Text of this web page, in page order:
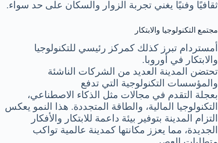
ثقافيًا وفنيًا يغني تجربة الزوار والسكان على حد سواء.
مجتمع التكنولوجيا والابتكار
أمستردام تبرز كذلك كمركز رئيسي للتكنولوجيا
والابتكار في أوروبا.
تحتضن المدينة العديد من الشركات الناشئة
والمؤسسات التكنولوجية التي تدفع
بعجلة التقدم في مجالات مثل الذكاء الاصطناعي،
التكنولوجيا المالية، والطاقة المتجددة. هذا النمو يعكس
التزام المدينة بتوفير بيئة داعمة للابتكار والأفكار
الجديدة، مما يعزز مكانتها كمدينة عالمية تواكب